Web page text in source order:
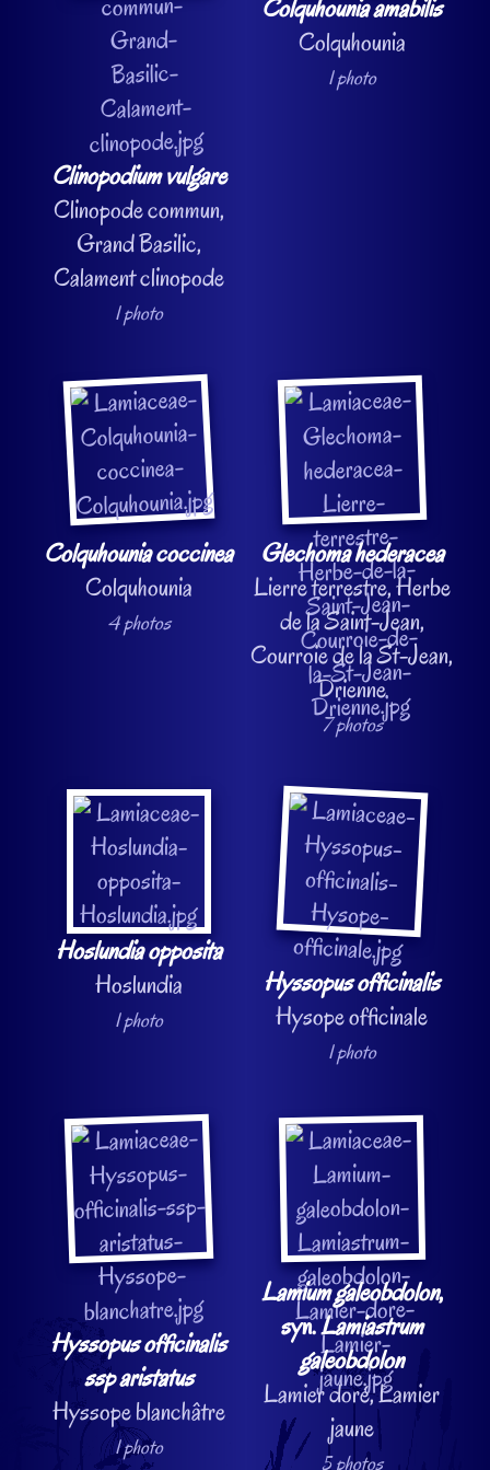
Clinopodium vulgare
Clinopode commun,
Grand Basilic,
Calament clinopode
1 photo
Colquhounia amabilis
Colquhounia
1 photo
Colquhounia coccinea
Colquhounia
4 photos
Glechoma hederacea
Lierre terrestre, Herbe
de la Saint-Jean,
Courroie de la St-Jean,
Drienne
7 photos
Hoslundia opposita
Hoslundia
1 photo
Hyssopus officinalis
Hysope officinale
1 photo
Hyssopus officinalis
ssp aristatus
Hyssope blanchâtre
1 photo
Lamium galeobdolon,
syn.Lamiastrum
galeobdolon
Lamier doré, Lamier
jaune
5 photos